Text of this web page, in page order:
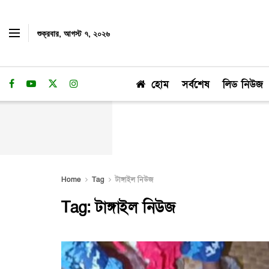
শুক্রবার, আগস্ট ৭, ২০২৬
হোম সর্বশেষ লিড নিউজ
Home Tag টাঙ্গাইল নিউজ
Tag:টাঙ্গাইল নিউজ